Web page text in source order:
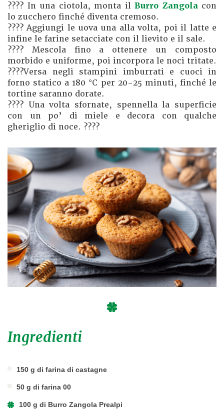
???? In una ciotola, monta il Burro Zangolacon
lo zucchero finché diventa cremoso.
???? Aggiungi le uova una alla volta, poi il latte e
infine le farine setacciate con il lievito e il sale.
???? Mescola fino a ottenere un composto
morbido e uniforme, poi incorpora le noci tritate.
????Versa negli stampini imburrati e cuoci in
forno statico a 180 °C per 20-25 minuti, finché le
tortine saranno dorate.
???? Una volta sfornate, spennella la superficie
con un po’ di miele e decora con qualche
gheriglio di noce. ????
Ingredienti
150 g di farina di castagne
50 g di farina 00
100 g di Burro Zangola Prealpi